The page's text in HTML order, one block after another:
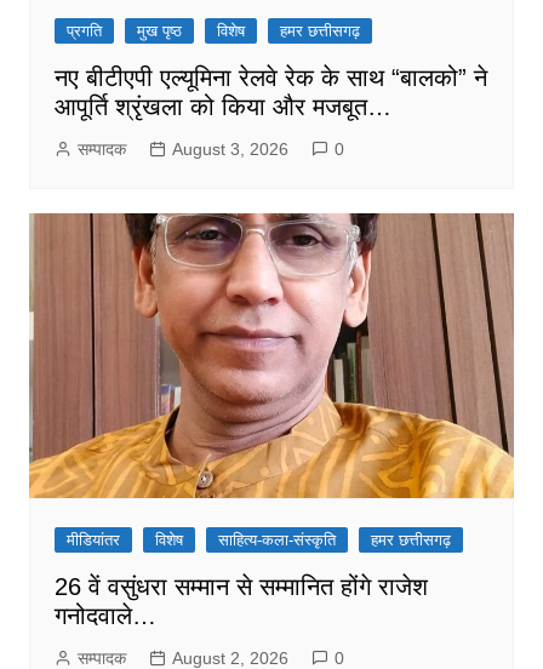
प्रगति मुख पृष्ठ विशेष हमर छत्तीसगढ़
नए बीटीएपी एल्यूमिना रेलवे रेक के साथ “बालको” ने
आपूर्ति श्रृंखला को किया और मजबूत…
सम्पादक August 3, 2026 0
मीडियांतर विशेष साहित्य-कला-संस्कृति हमर छत्तीसगढ़
26 वें वसुंधरा सम्मान से सम्मानित होंगे राजेश
गनोदवाले…
सम्पादक August 2, 2026 0